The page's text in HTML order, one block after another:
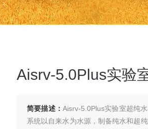
Aisrv-5.0Plus实验
简要描述： Aisrv-5.0Plus实验室超纯
系统以自来水为水源，制备纯水和超